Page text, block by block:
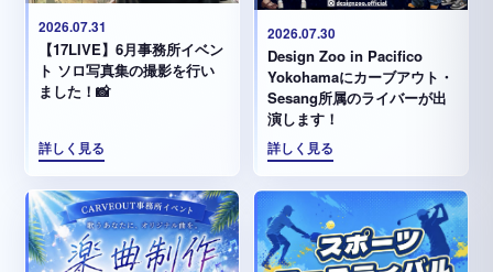
2026.07.31
【17LIVE】6月事務所イベン
ト ソロ写真集の撮影を行い
ました！📸
詳しく見る
2026.07.30
Design Zoo in Pacifico
Yokohamaにカーブアウト・
Sesang所属のライバーが出
演します！
詳しく見る